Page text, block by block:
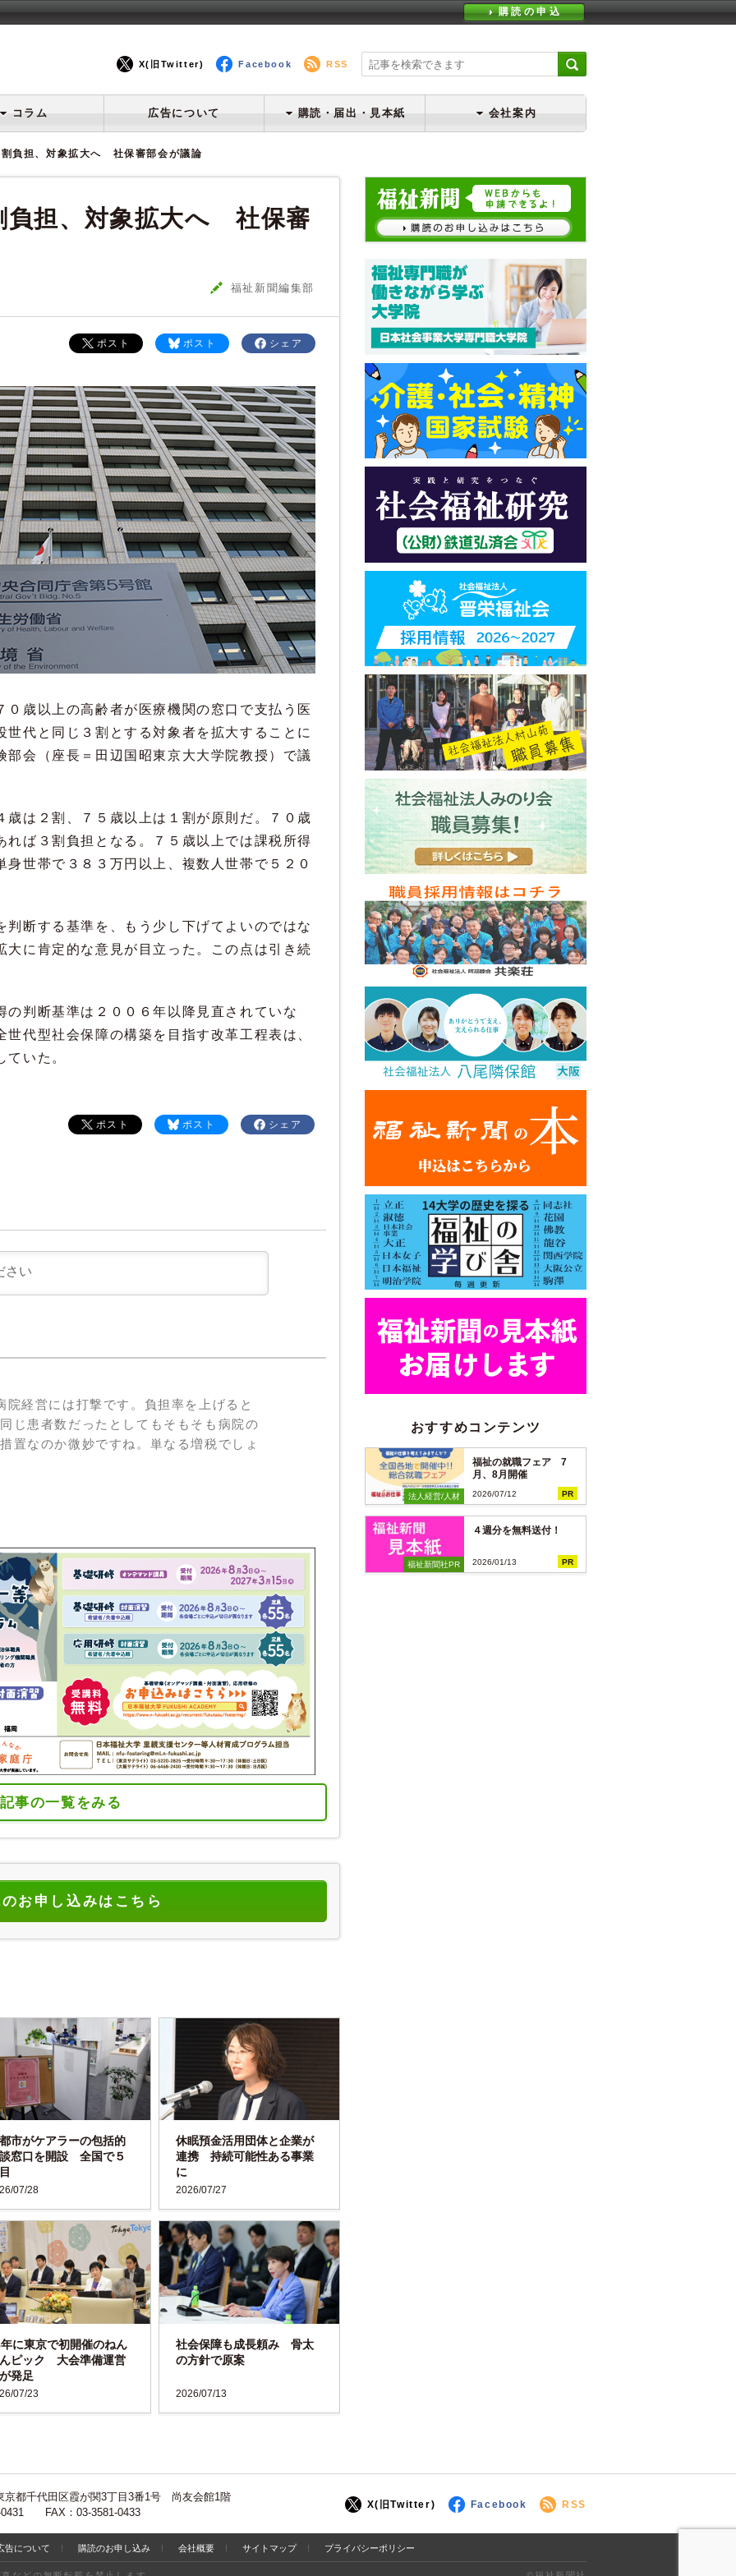
購読の申込
X(旧Twitter) Facebook RSS
コラム 広告について 購読・届出・見本紙 会社案内
割負担、対象拡大へ 社保審部会が議論
負担、対象拡大へ 社保審
福祉新聞編集部
シェア
ポスト
ポスト
０歳以上の高齢者が医療機関の窓口で支払う医
世代と同じ３割とする対象者を拡大することに
部会（座長＝田辺国昭東京大大学院教授）で議
歳は２割、７５歳以上は１割が原則だ。７０歳
れば３割負担となる。７５歳以上では課税所得
世帯で３８３万円以上、複数人世帯で５２０
判断する基準を、もう少し下げてよいのではな
大に肯定的な意見が目立った。この点は引き続
の判断基準は２００６年以降見直されていな
代型社会保障の構築を目指す改革工程表は、
いた。
シェア
ポスト
ポスト
経営には打撃です。負担率を上げると
じ患者数だったとしてもそもそも病院の
置なのか微妙ですね。単なる増税でしょ
記事の一覧をみる
お申し込みはこちら
07/28
市がケアラーの包括的
窓口を開設 全国で５
2026/07/27
休眠預金活用団体と企業が
連携 持続可能性ある事業
に
07/23
に東京で初開催のねん
ピック 大会準備運営
発足
2026/07/13
社会保障も成長頼み 骨太
の方針で原案
おすすめコンテンツ
法人経営/人材
福祉の就職フェア 7
月、8月開催
2026/07/12 PR
福祉新聞社PR
４週分を無料送付！
2026/01/13 PR
都千代田区霞が関3丁目3番1号 尚友会館1階
0431 FAX：03-3581-0433
X(旧Twitter) Facebook RSS
告について 購読のお申し込み 会社概要 サイトマップ プライバシーポリシー